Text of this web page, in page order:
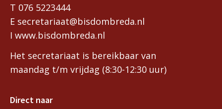
T 076 5223444
E secretariaat@bisdombreda.nl
I www.bisdombreda.nl
Het secretariaat is bereikbaar van
maandag t/m vrijdag (8:30-12:30 uur)
Direct naar